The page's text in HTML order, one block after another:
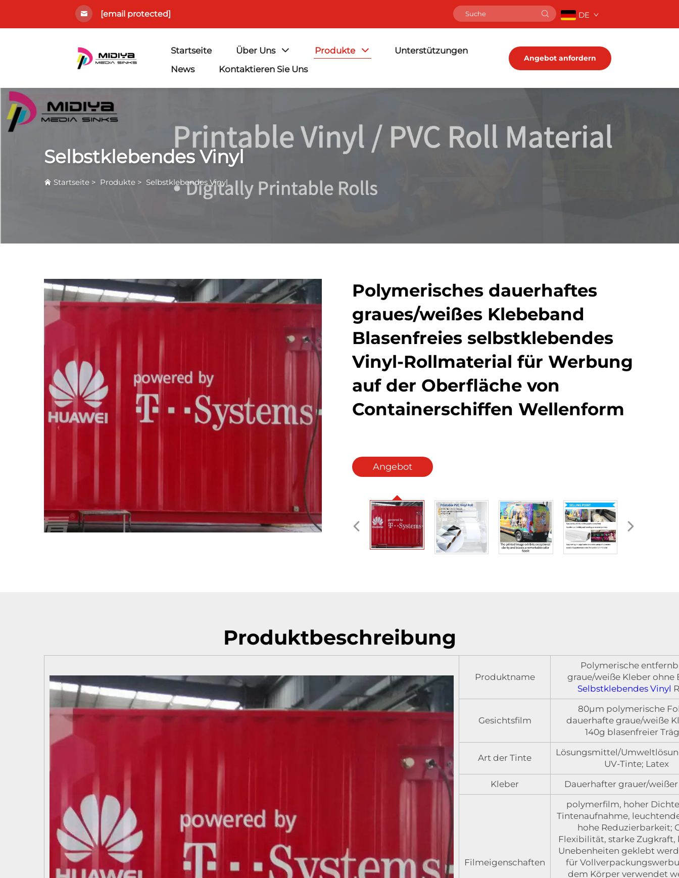
[email protected] DE
Startseite Über Uns Produkte
Unterstützungen
News
Kontaktieren Sie Uns
Angebot anfordern
Selbstklebendes Vinyl
Startseite > Produkte > Selbstklebendes Vinyl
Polymerisches dauerhaftes
graues/weißes Klebeband
Blasenfreies selbstklebendes
Vinyl-Rollmaterial für Werbung
auf der Oberfläche von
Containerschiffen Wellenform
Angebot
Produktbeschreibung
Produktname
Polymerische
graue/weiße Kleber ohne
Selbstklebendes Vinyl
Gesichtsfilm
80µm polymerische
dauerhafte graue/weiße
140g blasenfreier
Art der Tinte
Lösungsmittel/
UV-Tinte; Latex
Kleber
Dauerhafter grauer/
Filmeigenschaften
polymerfilm, hoher
Tintenaufnahme,
hohe Reduzierbarkeit;
Flexibilität, starke Zugkraft,
Unebenheiten geklebt
für
dem Körper verwendet